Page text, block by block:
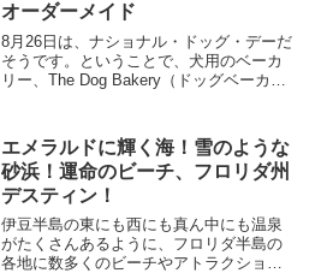
オーダーメイド
8月26日は、ナショナル・ドッグ・デーだ
そうです。ということで、犬用のベーカ
リー、The Dog Bakery（ドッグベーカリ
犬用ケーキの販売をしています。ケーキ
は、ロ...
エメラルドに輝く海！雪のような
砂浜！運命のビーチ、フロリダ州
デスティン！
伊豆半島の東にも西にも真ん中にも温泉
がたくさんあるように、フロリダ半島の
各地に数多くのビーチやアトラクション